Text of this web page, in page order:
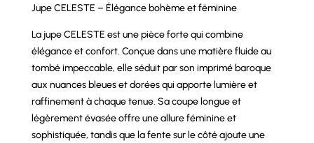
initial
était :
30,00 €.
actuel
est :
15,00 €.
Jupe CELESTE – Élégance bohème et féminine
La jupe CELESTE est une pièce forte qui combine
élégance et confort. Conçue dans une matière fluide au
tombé impeccable, elle séduit par son imprimé baroque
aux nuances bleues et dorées qui apporte lumière et
raffinement à chaque tenue. Sa coupe longue et
légèrement évasée offre une allure féminine et
sophistiquée, tandis que la fente sur le côté ajoute une